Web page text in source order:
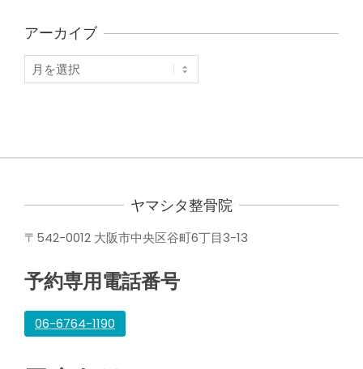
アーカイブ
ア
ー
ヤマシタ整骨院
〒542-0012 大阪市中央区谷町6丁目3-13
予約専用電話番号
06-6764-1190